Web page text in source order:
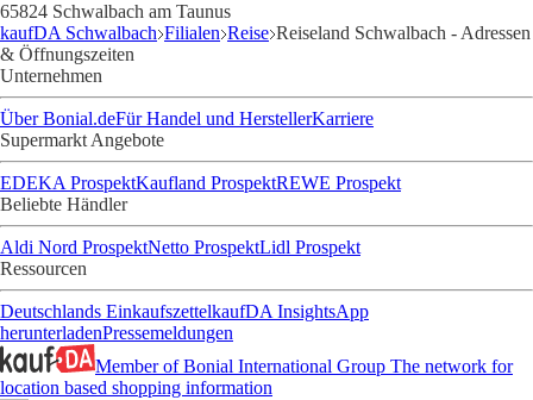
65824 Schwalbach am Taunus
kaufDA Schwalbach Filialen Reise Reiseland Schwalbach - Adressen
& Öffnungszeiten
Unternehmen
Über Bonial.deFür Handel und HerstellerKarriere
Supermarkt Angebote
EDEKA ProspektKaufland ProspektREWE Prospekt
Beliebte Händler
Aldi Nord ProspektNetto ProspektLidl Prospekt
Ressourcen
Deutschlands EinkaufszettelkaufDA InsightsApp
herunterladenPressemeldungen
Member of Bonial International Group The network for
location based shopping information